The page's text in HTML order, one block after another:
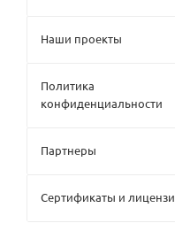
Наши проекты
Политика
конфиденциальности
Партнеры
Сертификаты и